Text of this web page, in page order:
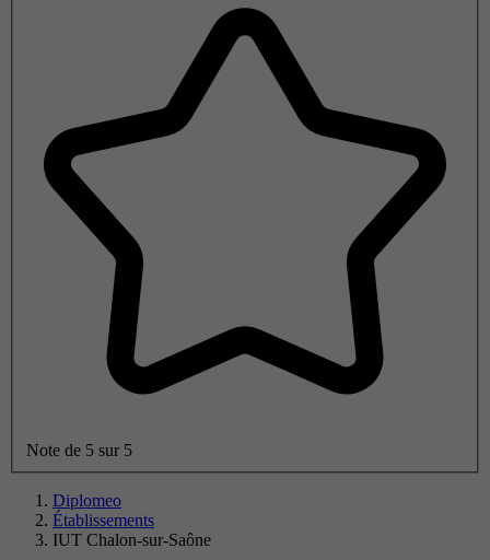
Note de 5 sur 5
Diplomeo
Établissements
IUT Chalon-sur-Saône